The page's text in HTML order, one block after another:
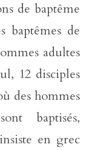
de baptême
baptêmes de
adultes
12 disciples
des hommes
baptisés,
en grec